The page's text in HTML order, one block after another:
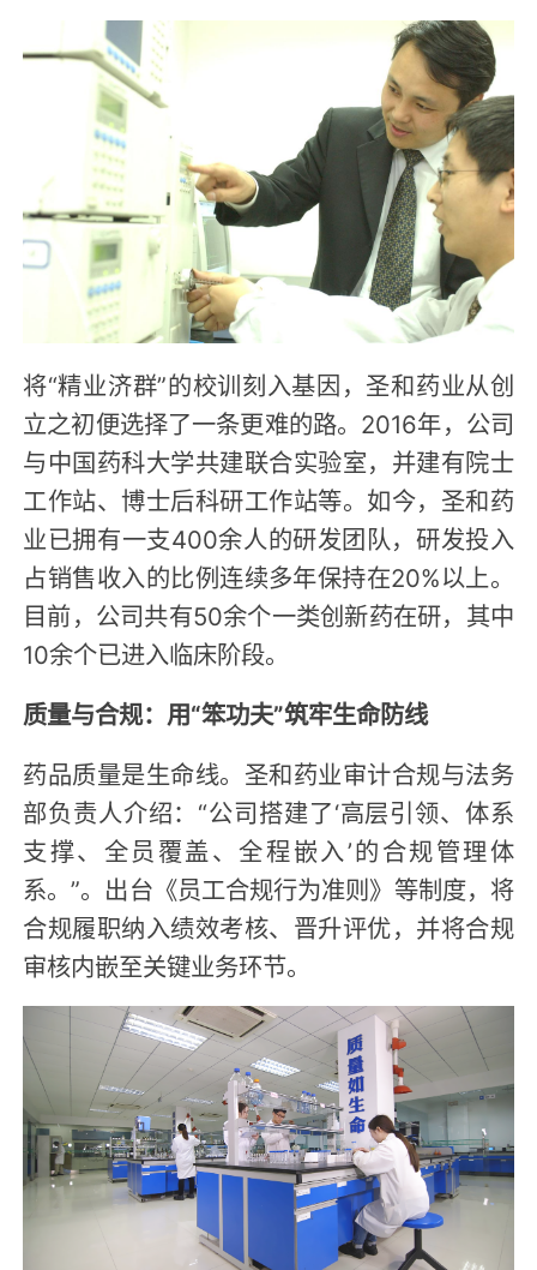
将“精业济群”的校训刻入基因，圣和药业从创
立之初便选择了一条更难的路。2016年，公司
与中国药科大学共建联合实验室，并建有院士
工作站、博士后科研工作站等。如今，圣和药
业已拥有一支400余人的研发团队，研发投入
占销售收入的比例连续多年保持在20%以上。
目前，公司共有50余个一类创新药在研，其中
10余个已进入临床阶段。
质量与合规：用“笨功夫”筑牢生命防线
药品质量是生命线。圣和药业审计合规与法务
部负责人介绍：“公司搭建了‘高层引领、体系
支撑、全员覆盖、全程嵌入’的合规管理体
系。”。出台《员工合规行为准则》等制度，将
合规履职纳入绩效考核、晋升评优，并将合规
审核内嵌至关键业务环节。